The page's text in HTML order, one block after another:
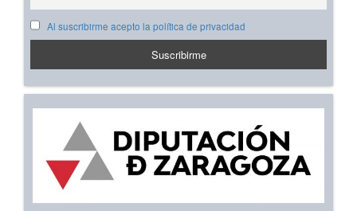
Al suscribirme acepto la política de privacidad